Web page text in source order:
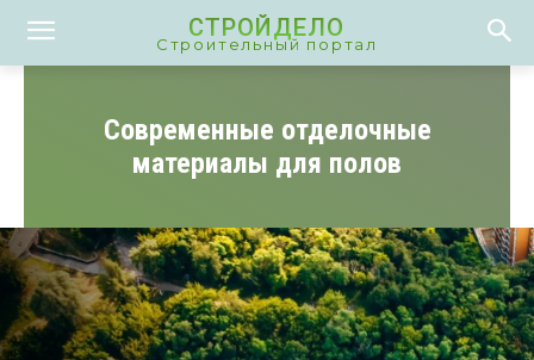
СТРОЙДЕЛО
Строительный портал
Современные отделочные
материалы для полов